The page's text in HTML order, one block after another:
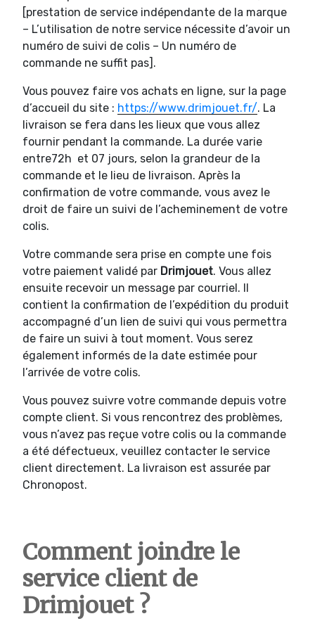
[prestation de service indépendante de la marque
– L’utilisation de notre service nécessite d’avoir un
numéro de suivi de colis – Un numéro de
commande ne suffit pas].
Vous pouvez faire vos achats en ligne, sur la page
d’accueil du site : https://www.drimjouet.fr/. La
livraison se fera dans les lieux que vous allez
fournir pendant la commande. La durée varie
entre72h et 07 jours, selon la grandeur de la
commande et le lieu de livraison. Après la
confirmation de votre commande, vous avez le
droit de faire un suivi de l’acheminement de votre
colis.
Votre commande sera prise en compte une fois
votre paiement validé par Drimjouet. Vous allez
ensuite recevoir un message par courriel. Il
contient la confirmation de l’expédition du produit
accompagné d’un lien de suivi qui vous permettra
de faire un suivi à tout moment. Vous serez
également informés de la date estimée pour
l’arrivée de votre colis.
Vous pouvez suivre votre commande depuis votre
compte client. Si vous rencontrez des problèmes,
vous n’avez pas reçue votre colis ou la commande
a été défectueux, veuillez contacter le service
client directement. La livraison est assurée par
Chronopost.
Comment joindre le
service client de
Drimjouet ?